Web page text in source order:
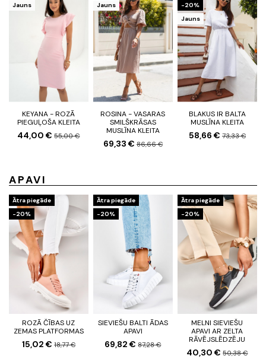
Jauns
KEYANA - ROZĀ
PIEGUĻOŠA KLEITA
44,00 €55,00 €
Jauns
ROSINA - VASARAS
SMILŠKRĀSAS
MUSLĪNA KLEITA
69,33 € 86,66 €
-20%
Jauns
BLAKUS IR BALTA
MUSLĪNA KLEITA
58,66 € 73,33 €
APAVI
Ātra piegāde
-20%
ROZĀ ČĪBAS UZ
ZEMAS PLATFORMAS
15,02 € 18,77 €
Ātra piegāde
-20%
SIEVIEŠU BALTI ĀDAS
APAVI
69,82 €87,28 €
Ātra piegāde
-20%
MELNI SIEVIEŠU
APAVI AR ZELTA
RĀVĒJSLĒDZĒJU
40,30 €50,38 €